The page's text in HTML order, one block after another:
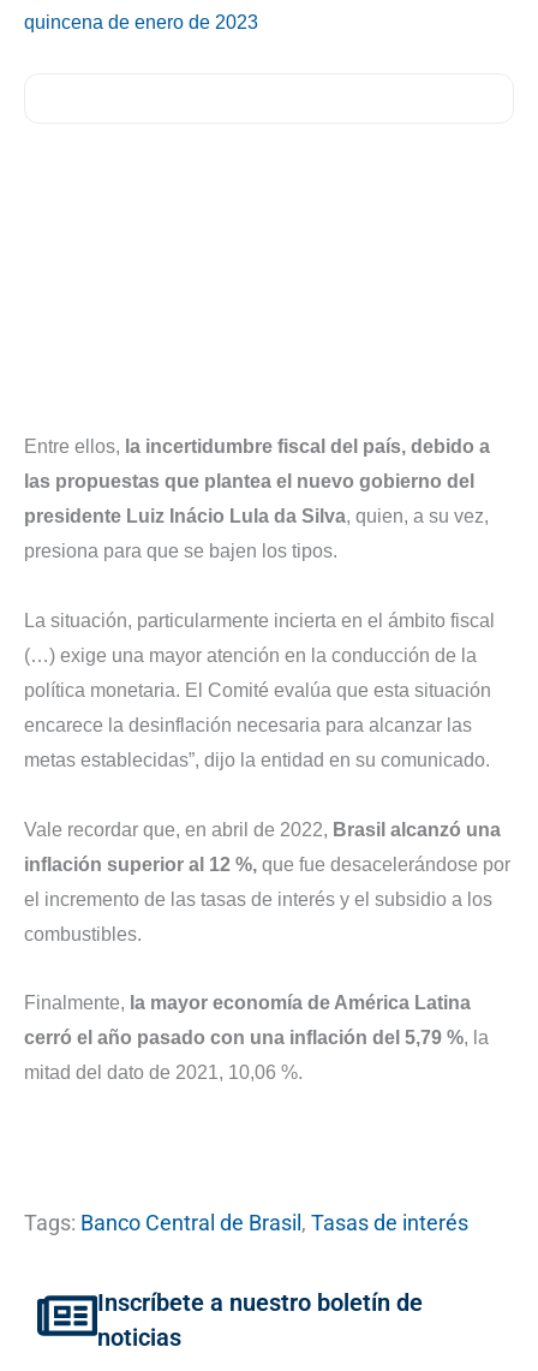
quincena de enero de 2023
Entre ellos, la incertidumbre fiscal del país, debido a
las propuestas que plantea el nuevo gobierno del
presidente Luiz Inácio Lula da Silva, quien, a su vez,
presiona para que se bajen los tipos.
La situación, particularmente incierta en el ámbito fiscal
(…) exige una mayor atención en la conducción de la
política monetaria. El Comité evalúa que esta situación
encarece la desinflación necesaria para alcanzar las
metas establecidas”, dijo la entidad en su comunicado.
Vale recordar que, en abril de 2022, Brasil alcanzó una
inflación superior al 12 %, que fue desacelerándose por
el incremento de las tasas de interés y el subsidio a los
combustibles.
Finalmente, la mayor economía de América Latina
cerró el año pasado con una inflación del 5,79 %, la
mitad del dato de 2021, 10,06 %.
Tags: Banco Central de Brasil , Tasas de interés
Inscríbete a nuestro boletín de
noticias